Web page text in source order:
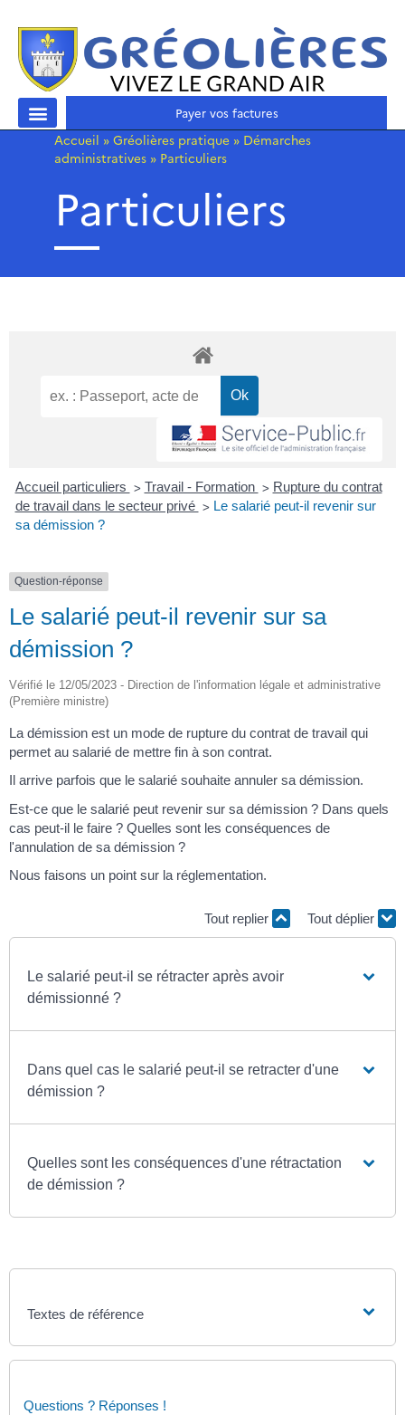
Payer vos factures
Accueil » Gréolières pratique » Démarches
administratives » Particuliers
Particuliers
Accueil particuliers > Travail - Formation > Rupture du contrat
de travail dans le secteur privé > Le salarié peut-il revenir sur
sa démission ?
Question-réponse
Le salarié peut-il revenir sur sa
démission ?
Vérifié le 12/05/2023 - Direction de l'information légale et administrative
(Première ministre)
La démission est un mode de rupture du contrat de travail qui
permet au salarié de mettre fin à son contrat.
Il arrive parfois que le salarié souhaite annuler sa démission.
Est-ce que le salarié peut revenir sur sa démission ? Dans quels
cas peut-il le faire ? Quelles sont les conséquences de
l'annulation de sa démission ?
Nous faisons un point sur la réglementation.
Tout replier Tout déplier
Le salarié peut-il se rétracter après avoir
démissionné ?
Dans quel cas le salarié peut-il se retracter d'une
démission ?
Quelles sont les conséquences d'une rétractation
de démission ?
Textes de référence
Questions ? Réponses !